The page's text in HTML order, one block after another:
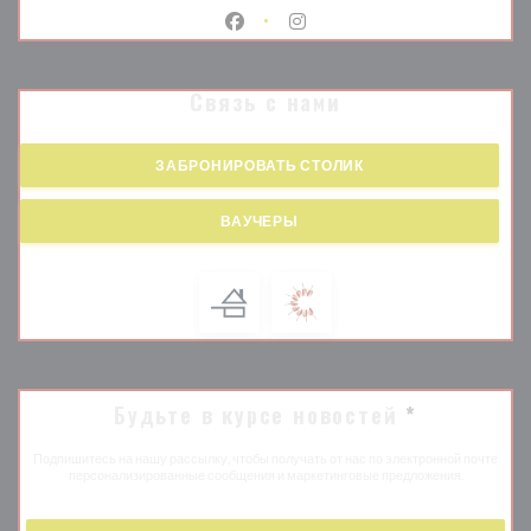
Facebook ((открывается в новом
Instagram ((открывается в
Связь с нами
ЗАБРОНИРОВАТЬ СТОЛИК
ВАУЧЕРЫ
*